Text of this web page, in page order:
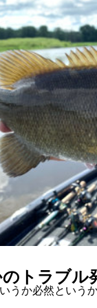
トラブル
うか必然という